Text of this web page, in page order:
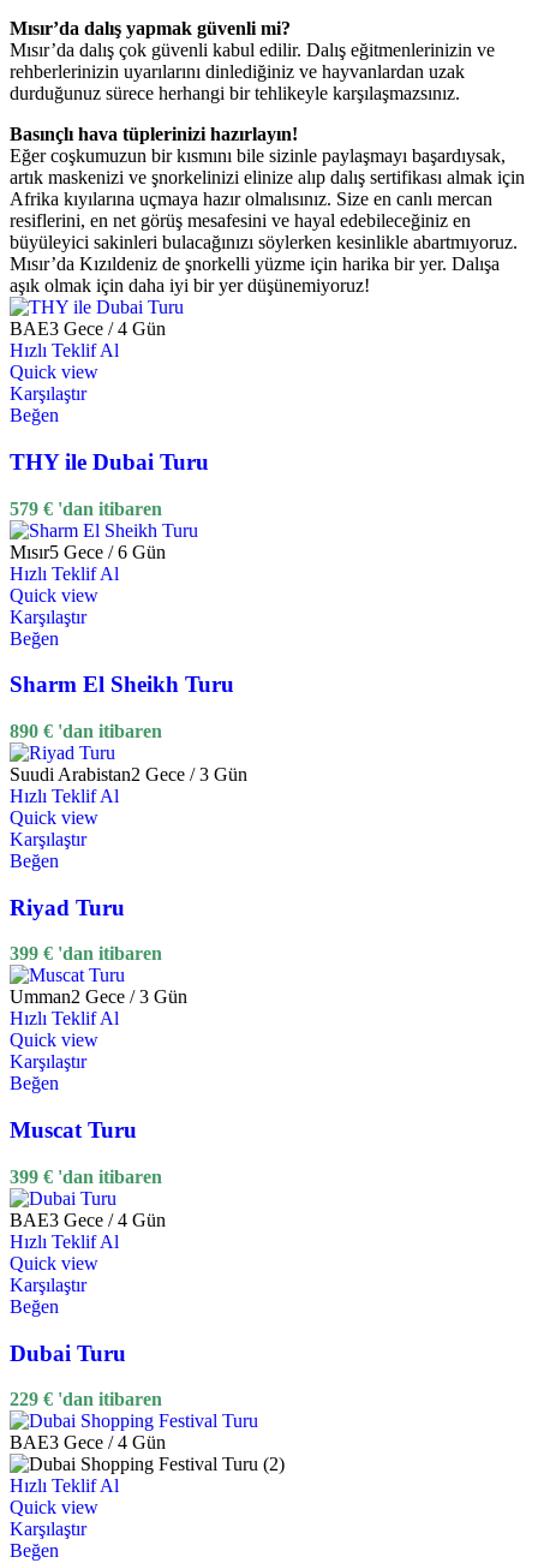
Mısır’da dalış yapmak güvenli mi?
Mısır’da dalış çok güvenli kabul edilir. Dalış eğitmenlerinizin ve
rehberlerinizin uyarılarını dinlediğiniz ve hayvanlardan uzak
durduğunuz sürece herhangi bir tehlikeyle karşılaşmazsınız.
Basınçlı hava tüplerinizi hazırlayın!
Eğer coşkumuzun bir kısmını bile sizinle paylaşmayı başardıysak,
artık maskenizi ve şnorkelinizi elinize alıp dalış sertifikası almak için
Afrika kıyılarına uçmaya hazır olmalısınız. Size en canlı mercan
resiflerini, en net görüş mesafesini ve hayal edebileceğiniz en
büyüleyici sakinleri bulacağınızı söylerken kesinlikle abartmıyoruz.
Mısır’da Kızıldeniz de şnorkelli yüzme için harika bir yer. Dalışa
aşık olmak için daha iyi bir yer düşünemiyoruz!
BAE3 Gece / 4 Gün
Hızlı Teklif Al
Quick view
Karşılaştır
Beğen
THY ile Dubai Turu
579 € 'dan itibaren
Mısır5 Gece / 6 Gün
Hızlı Teklif Al
Quick view
Karşılaştır
Beğen
Sharm El Sheikh Turu
890 € 'dan itibaren
Suudi Arabistan2 Gece / 3 Gün
Hızlı Teklif Al
Quick view
Karşılaştır
Beğen
Riyad Turu
399 € 'dan itibaren
Umman2 Gece / 3 Gün
Hızlı Teklif Al
Quick view
Karşılaştır
Beğen
Muscat Turu
399 € 'dan itibaren
BAE3 Gece / 4 Gün
Hızlı Teklif Al
Quick view
Karşılaştır
Beğen
Dubai Turu
229 € 'dan itibaren
BAE3 Gece / 4 Gün
Hızlı Teklif Al
Quick view
Karşılaştır
Beğen